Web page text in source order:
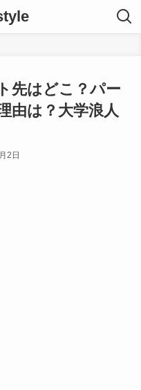
先はどこ？パー
由は？大学浪人
2日